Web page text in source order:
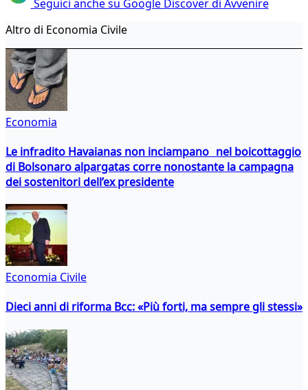
Seguici anche su Google Discover di Avvenire
Altro di Economia Civile
Economia
Le infradito Havaianas non inciampano nel boicottaggio
di Bolsonaro alpargatas corre nonostante la campagna
dei sostenitori dell’ex presidente
Economia Civile
Dieci anni di riforma Bcc: «Più forti, ma sempre gli stessi»